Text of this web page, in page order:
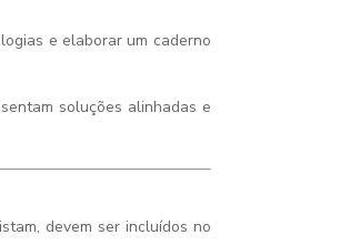
e elaborar um caderno
soluções alinhadas e
devem ser incluídos no